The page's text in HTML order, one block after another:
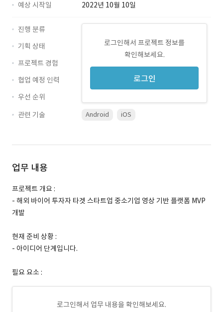
예상 시작일
2022년 10월 10일
로그인해서 프로젝트 정보를
확인해보세요.
로그인
진행 분류
기획 상태
프로젝트 경험
협업 예정 인력
우선 순위
관련 기술
Android iOS
업무 내용
프로젝트 개요 :
- 해외 바이어 투자자 타겟 스타트업 중소기업 영상 기반 플랫폼 MVP
개발
현재 준비 상황 :
- 아이디어 단계입니다.
필요 요소 :
로그인해서 업무 내용을 확인해보세요.